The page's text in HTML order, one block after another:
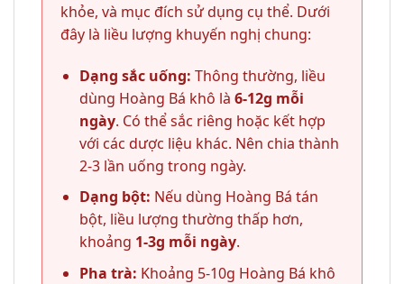
khỏe, và mục đích sử dụng cụ thể. Dưới
đây là liều lượng khuyến nghị chung:
Dạng sắc uống: Thông thường, liều
dùng Hoàng Bá khô là 6-12g mỗi
ngày. Có thể sắc riêng hoặc kết hợp
với các dược liệu khác. Nên chia thành
2-3 lần uống trong ngày.
Dạng bột: Nếu dùng Hoàng Bá tán
bột, liều lượng thường thấp hơn,
khoảng 1-3g mỗi ngày.
Pha trà: Khoảng 5-10g Hoàng Bá khô